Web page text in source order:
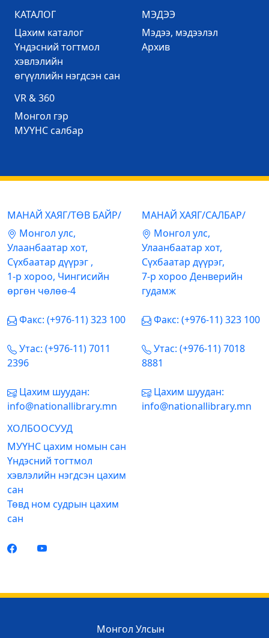
КАТАЛОГ
Цахим каталог
Үндэсний тогтмол
хэвлэлийн
өгүүллийн нэгдсэн сан
МЭДЭЭ
Mэдээ, мэдээлэл
Архив
VR & 360
Mонгол гэр
МУҮНС салбар
МАНАЙ ХАЯГ/ТӨВ БАЙР/
Mонгол улс,
Улаанбаатар хот,
Сүхбаатар дүүрэг ,
1-р хороо, Чингисийн
өргөн чөлөө-4
Факс: (+976-11) 323 100
Утас: (+976-11) 7011
2396
Цахим шуудан:
info@nationallibrary.mn
МАНАЙ ХАЯГ/САЛБАР/
Mонгол улс,
Улаанбаатар хот,
Сүхбаатар дүүрэг,
7-р хороо Денверийн
гудамж
Факс: (+976-11) 323 100
Утас: (+976-11) 7018
8881
Цахим шуудан:
info@nationallibrary.mn
ХОЛБООСУУД
МУҮНС цахим номын сан
Үндэсний тогтмол
хэвлэлийн нэгдсэн цахим
сан
Төвд ном судрын цахим
сан
Монгол Улсын